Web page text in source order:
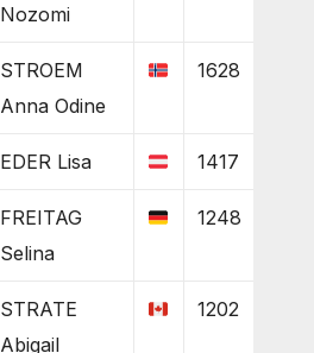
Nozomi
STROEM
Anna Odine
1628
EDER Lisa 1417
FREITAG
Selina
1248
STRATE
Abigail
1202